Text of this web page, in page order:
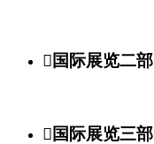
国际展览二部
国际展览三部